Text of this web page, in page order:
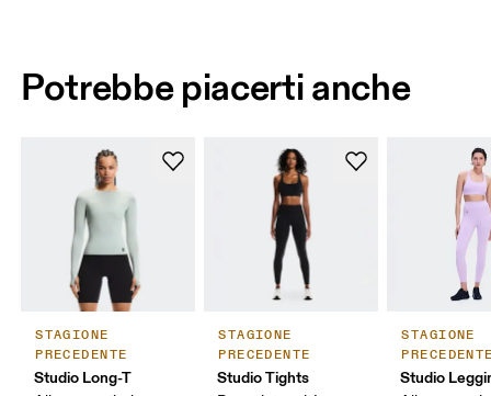
Potrebbe piacerti anche
STAGIONE
PRECEDENTE
Studio Long-T
STAGIONE
PRECEDENTE
Studio Tights
STAGIONE
Studio